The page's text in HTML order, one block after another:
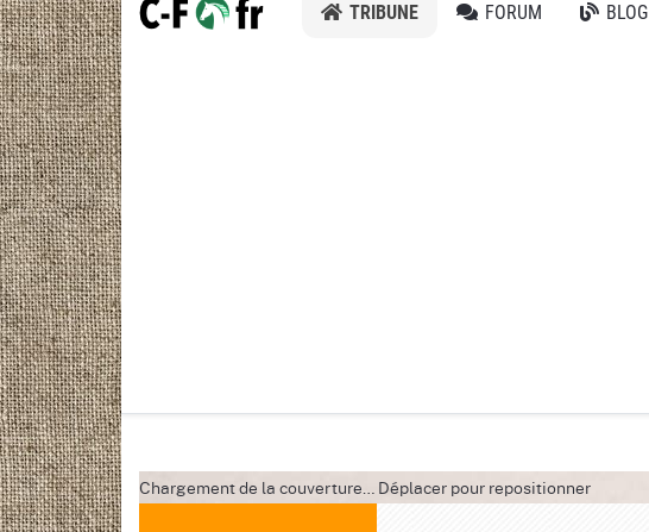
TRIBUNE FORUM BLOG
Chargement de la couverture… Déplacer pour repositionner